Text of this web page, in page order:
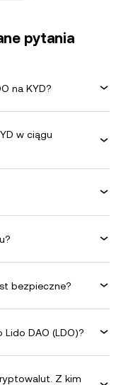
pytania
na KYD?
w ciągu
bezpieczne?
DAO (LDO)?
Z kim